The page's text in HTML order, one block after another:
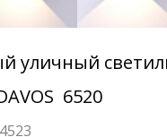
уличный
6520